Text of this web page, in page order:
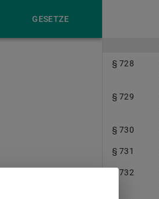
GESETZE
§ 728
§ 729
§ 730
§ 731
§ 732